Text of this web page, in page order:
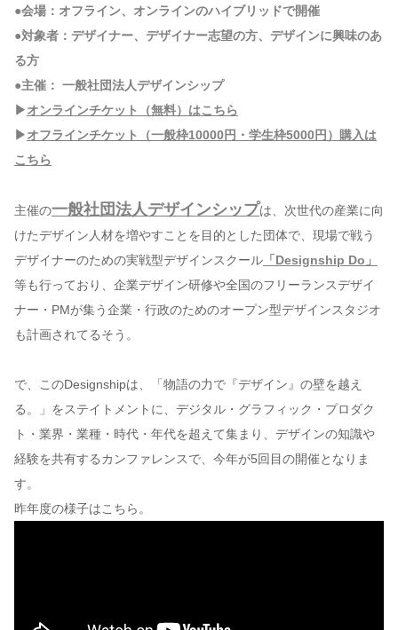
●会場：オフライン、オンラインのハイブリッドで開催
●対象者：デザイナー、デザイナー志望の方、デザインに興味のあ
る方
●主催： 一般社団法人デザインシップ
▶オンラインチケット（無料）はこちら
▶オフラインチケット（一般枠10000円・学生枠5000円）購入は
こちら
主催の一般社団法人デザインシップは、次世代の産業に向
けたデザイン人材を増やすことを目的とした団体で、現場で戦う
デザイナーのための実戦型デザインスクール 「Designship Do」
等も行っており、企業デザイン研修や全国のフリーランスデザイ
ナー・PMが集う企業・行政のためのオープン型デザインスタジオ
も計画されてるそう。
で、このDesignshipは、「物語の力で『デザイン』の壁を越え
る。」をステイトメントに、デジタル・グラフィック・プロダク
ト・業界・業種・時代・年代を超えて集まり、デザインの知識や
経験を共有するカンファレンスで、今年が5回目の開催となりま
す。
昨年度の様子はこちら。